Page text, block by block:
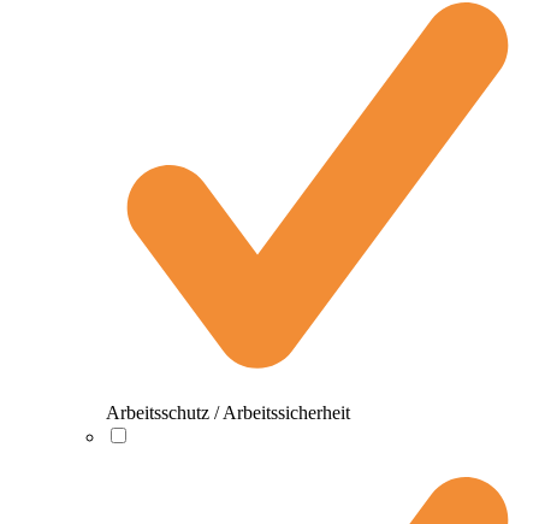
Arbeitsschutz / Arbeitssicherheit